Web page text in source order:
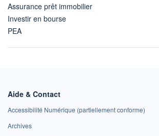
Assurance prêt immobilier
Investir en bourse
PEA
Aide & Contact
Accessibilité Numérique (partiellement conforme)
Archives